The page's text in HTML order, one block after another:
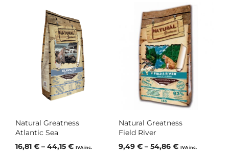
Natural Greatness
Atlantic Sea
16,81 € – 44,15 € IVA inc.
Natural Greatness
Field River
9,49 €– 54,86 € IVA inc.